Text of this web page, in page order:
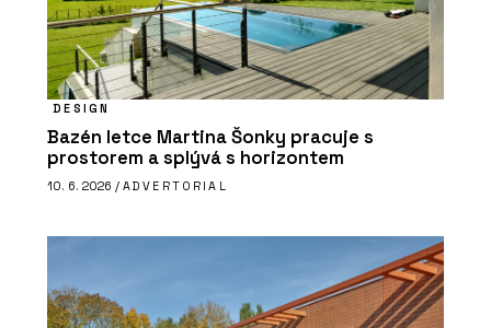
DESIGN
Bazén letce Martina Šonky pracuje s
prostorem a splývá s horizontem
10. 6. 2026 / ADVERTORIAL